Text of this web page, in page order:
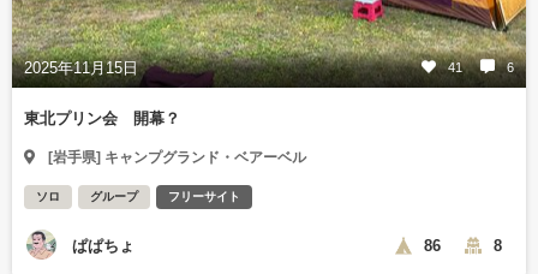
2025年11月15日 41 6
東北プリン会 開幕？
[岩手県] キャンプグランド・ベアーベル
ソロ グループ フリーサイト
ぱぱちょ 86 8